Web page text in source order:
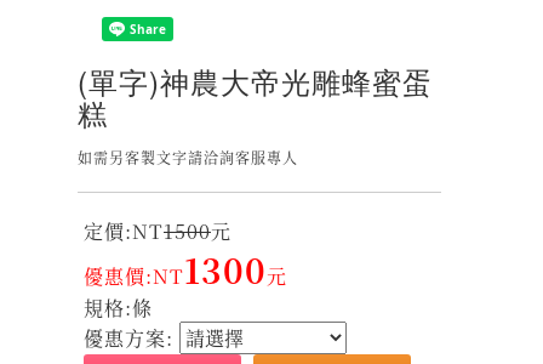
(單字)神農大帝光雕蜂蜜蛋
糕
如需另客製文字請洽詢客服專人
定價:NT1500元
優惠價:NT1300元
規格:條
優惠方案: